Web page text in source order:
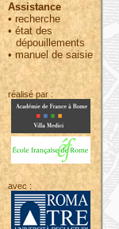
Assistance
• recherche
•état des
dépouillements
•manuel de saisie
réalisé par :
avec :